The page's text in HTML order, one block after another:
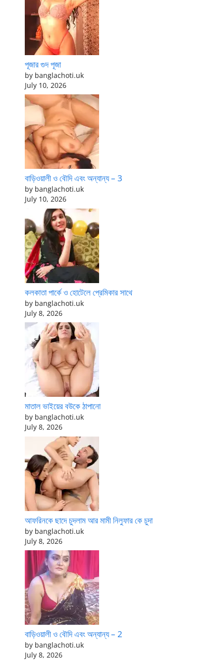
পূজার গুদ পূজা
by banglachoti.uk
July 10, 2026
বাড়িওয়ালী ও বৌদি এবং অন্যান্য – 3
by banglachoti.uk
July 10, 2026
কলকাতা পার্কে ও হোটেলে প্রেমিকার সাথে
by banglachoti.uk
July 8, 2026
মাতাল ভাইয়ের বউকে ঠাপানো
by banglachoti.uk
July 8, 2026
আফরিনকে ছাদে চুদলাম আর মামী নিলুফার কে চুদা
by banglachoti.uk
July 8, 2026
বাড়িওয়ালী ও বৌদি এবং অন্যান্য – 2
by banglachoti.uk
July 8, 2026